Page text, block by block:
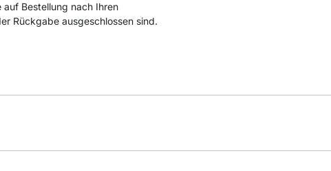
Bestellung nach Ihren
Rückgabe ausgeschlossen sind.